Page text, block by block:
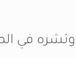
ونشره في